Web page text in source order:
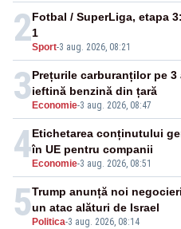
2Sport-3 aug. 2026, 08:21
Fotbal / SuperLiga, etapa
1
3 Economie-3 aug. 2026, 08:47
Prețurile carburanților pe
ieftină benzină din țară
4 Economie-3 aug. 2026, 08:51
Etichetarea conținutului
în UE pentru companii
5 Politica-3 aug. 2026, 08:14
Trump anunță noi
un atac alături de Israel